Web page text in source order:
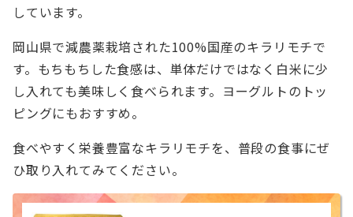
しています。
岡山県で減農薬栽培された100%国産のキラリモチで
す。もちもちした食感は、単体だけではなく白米に少
し入れても美味しく食べられます。ヨーグルトのトッ
ピングにもおすすめ。
食べやすく栄養豊富なキラリモチを、普段の食事にぜ
ひ取り入れてみてください。